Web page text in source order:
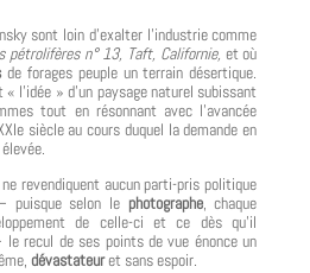
sont loin d’exalter l’industrie comme
pétrolifères n° 13, Taft, Californie, et où
de forages peuple un terrain désertique.
l’idée » d’un paysage naturel subissant
tout en résonnant avec l’avancée
e siècle au cours duquel la demande en
revendiquent aucun parti-pris politique
puisque selon le photographe, chaque
de celle-ci et ce dès qu’il
le recul de ses points de vue énonce un
dévastateuret sans espoir.